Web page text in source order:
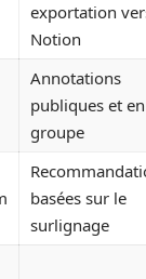
exportation
Notion
Annotations
publiques et en
groupe
basées sur le
surlignage